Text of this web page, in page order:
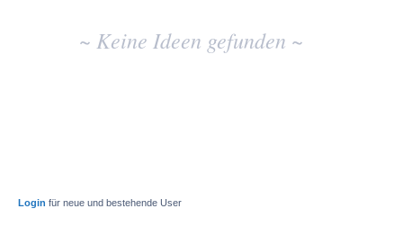
~ Keine Ideen gefunden ~
Login für neue und bestehende User